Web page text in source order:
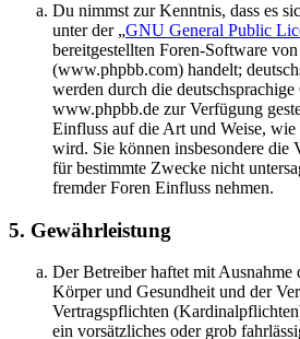
Du nimmst zur Kenntnis, dass es
unter der „GNU General Public
bereitgestellten Foren-Software
(www.phpbb.com) handelt;
werden durch die
www.phpbb.de zur Verfügung
Einfluss auf die Art und Weise,
wird. Sie können insbesondere die
für bestimmte Zwecke nicht
fremder Foren Einfluss nehmen.
5. Gewährleistung
Der Betreiber haftet mit Ausnahme
Körper und Gesundheit und der
Vertragspflichten
ein vorsätzliches oder grob